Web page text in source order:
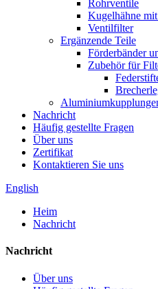
Rohrventile
Kugelhähne
Ventilfilter
Ergänzende Teile
Förderbänder
Zubehör für
Nachricht
Häufig gestellte Fragen
Über uns
Zertifikat
Kontaktieren Sie uns
English
Heim
Nachricht
Nachricht
Über uns